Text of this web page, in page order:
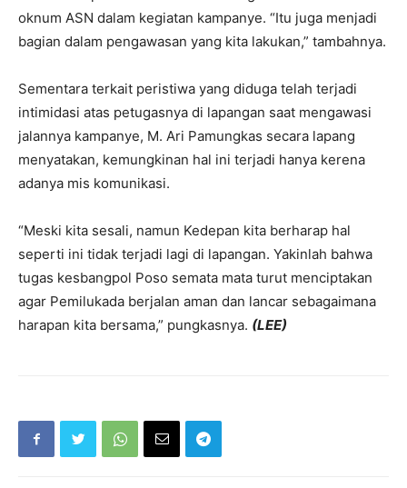
oknum ASN dalam kegiatan kampanye. “Itu juga menjadi
bagian dalam pengawasan yang kita lakukan,” tambahnya.
Sementara terkait peristiwa yang diduga telah terjadi
intimidasi atas petugasnya di lapangan saat mengawasi
jalannya kampanye, M. Ari Pamungkas secara lapang
menyatakan, kemungkinan hal ini terjadi hanya kerena
adanya mis komunikasi.
“Meski kita sesali, namun Kedepan kita berharap hal
seperti ini tidak terjadi lagi di lapangan. Yakinlah bahwa
tugas kesbangpol Poso semata mata turut menciptakan
agar Pemilukada berjalan aman dan lancar sebagaimana
harapan kita bersama,” pungkasnya. (LEE)